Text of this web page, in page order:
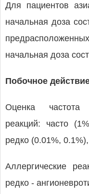
Для пациентов
начальная доза
начальная доза
Побочное
Оценка частота
реакций: часто
редко (0.01%,
Аллергические
редко -